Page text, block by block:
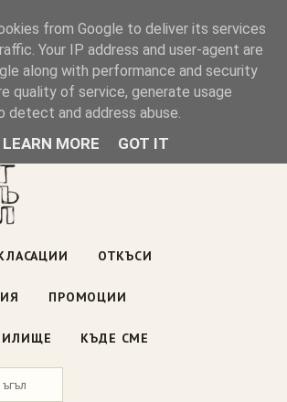
ъгъл
— класации, откъси, нови книги
София· пон–пет 10:00–19:00 ·
ОТКЪСИ
ПРОМОЦИИ
КЪДЕ СМЕ
from Google to deliver its services
Your IP address and user-agent are
along with performance and security
quality of service, generate usage
detect and address abuse.
LEARN MORE GOT IT